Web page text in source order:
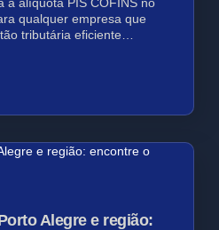
qualquer empresa que
tributária eficiente…
Alegre e região: